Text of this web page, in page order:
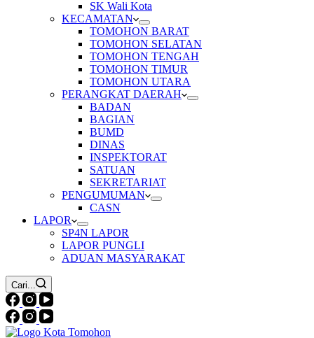
SK Wali Kota
KECAMATAN
TOMOHON BARAT
TOMOHON SELATAN
TOMOHON TENGAH
TOMOHON TIMUR
TOMOHON UTARA
PERANGKAT DAERAH
BADAN
BAGIAN
BUMD
DINAS
INSPEKTORAT
SATUAN
SEKRETARIAT
PENGUMUMAN
CASN
LAPOR
SP4N LAPOR
LAPOR PUNGLI
ADUAN MASYARAKAT
Cari...